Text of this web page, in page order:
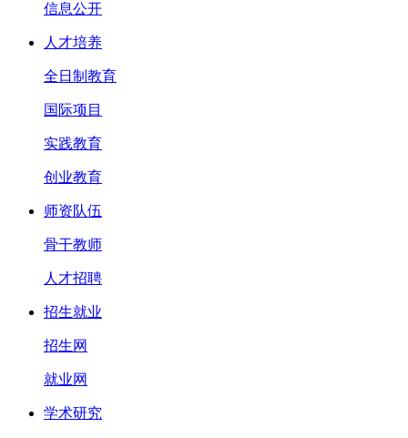
信息公开
人才培养
全日制教育
国际项目
实践教育
创业教育
师资队伍
骨干教师
人才招聘
招生就业
招生网
就业网
学术研究